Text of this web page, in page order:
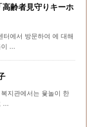
齢者見守りキーホ
터에서 방문하여 에 대해
...
지관에서는 윷놀이 한
...